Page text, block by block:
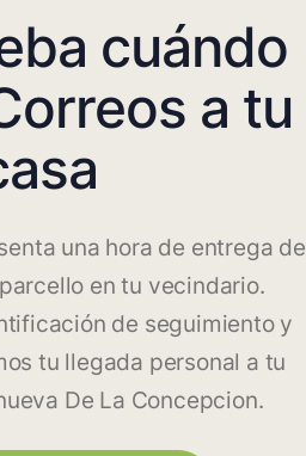
cuándo
a tu
una hora de entrega de
en tu vecindario.
de seguimiento y
tu llegada personal a tu
De La Concepcion.